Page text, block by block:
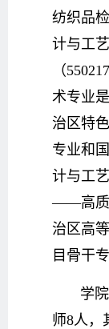
纺织品
计与工
（
术专业
治区特
专业和
计与工
——高质
治区高
目骨干专
学院
师8人，